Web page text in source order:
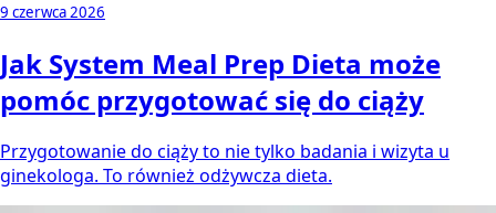
9 czerwca 2026
Jak System Meal Prep Dieta może
pomóc przygotować się do ciąży
Przygotowanie do ciąży to nie tylko badania i wizyta u
ginekologa. To również odżywcza dieta.